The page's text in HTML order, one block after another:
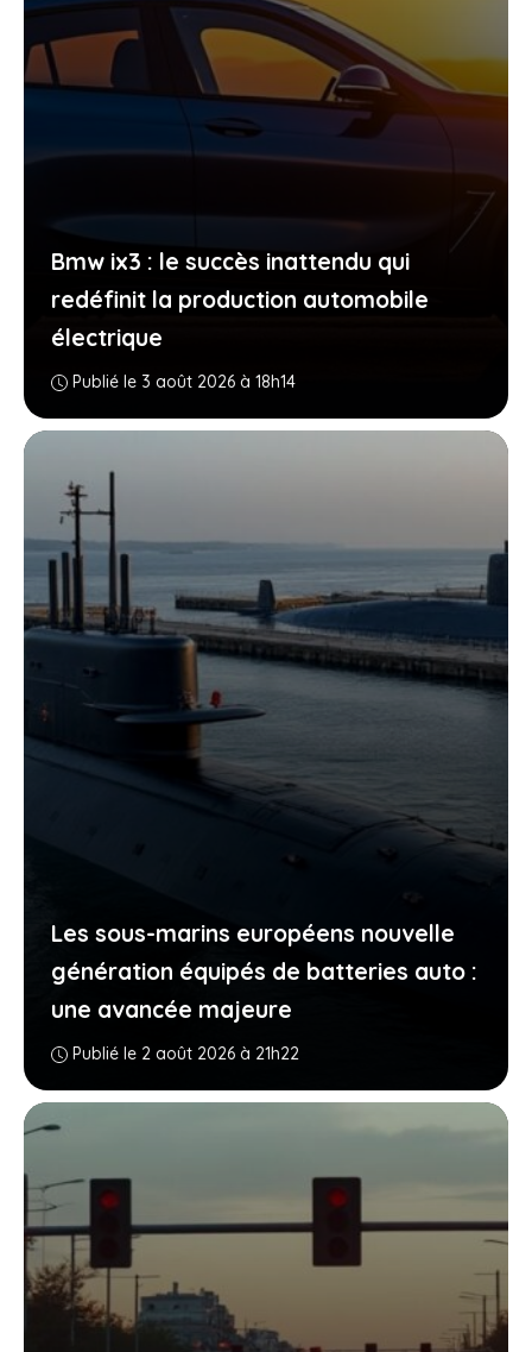
Bmw ix3 : le succès inattendu qui
redéfinit la production automobile
électrique
Publié le 3 août 2026 à 18h14
Les sous-marins européens nouvelle
génération équipés de batteries auto :
une avancée majeure
Publié le 2 août 2026 à 21h22